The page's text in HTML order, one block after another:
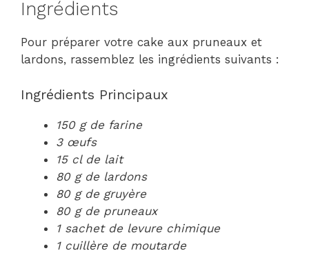
Ingrédients
Pour préparer votre cake aux pruneaux et
lardons, rassemblez les ingrédients suivants :
Ingrédients Principaux
150 g de farine
3 œufs
15 cl de lait
80 g de lardons
80 g de gruyère
80 g de pruneaux
1 sachet de levure chimique
1 cuillère de moutarde